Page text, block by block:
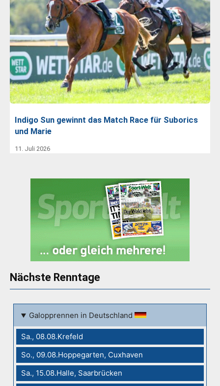
Indigo Sun gewinnt das Match Race für Suborics
und Marie
11. Juli 2026
Nächste Renntage
Galopprennen in Deutschland
Sa., 08.08.Krefeld
So., 09.08.Hoppegarten, Cuxhaven
Sa., 15.08.Halle, Saarbrücken